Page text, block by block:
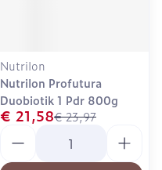
Nutrilon
Nutrilon Profutura
Duobiotik 1 Pdr 800g
€ 23,97
€ 21,58